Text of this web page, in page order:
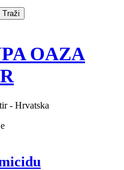
OAZA
- Hrvatska